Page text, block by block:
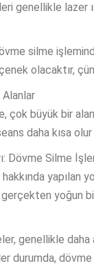
genellikle lazer
silme
olacaktır,
Alanlar
çok büyük bir
daha kısa
Dövme Silme
yapılan
yoğun
genellikle daha
durumda,